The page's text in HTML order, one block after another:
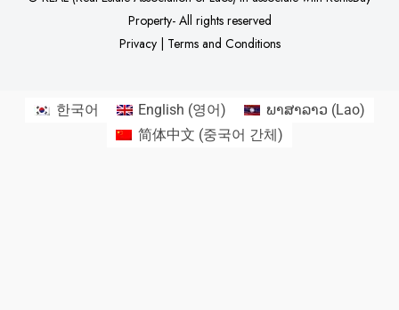
Property- All rights reserved
Privacy| Terms and Conditions
한국어 English (영어) ພາສາລາວ (Lao)
简体中文 (중국어 간체)